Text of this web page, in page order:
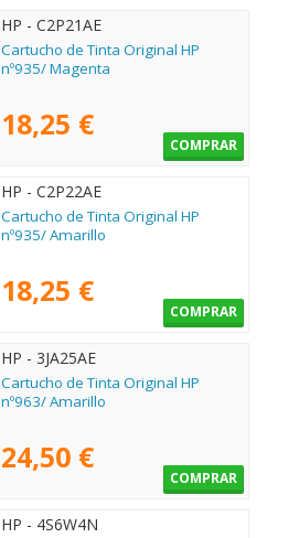
HP - C2P21AE
Cartucho de Tinta Original HP
nº935/ Magenta
18,25 €
COMPRAR
HP - C2P22AE
Cartucho de Tinta Original HP
nº935/ Amarillo
18,25 €
COMPRAR
HP - 3JA25AE
Cartucho de Tinta Original HP
nº963/ Amarillo
24,50 €
COMPRAR
HP - 4S6W4N